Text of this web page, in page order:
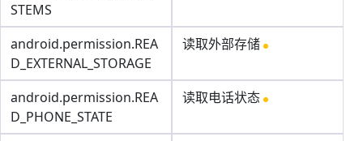
STEMS
android.permission.REA
D_EXTERNAL_STORAGE
读取外部存储
android.permission.REA
D_PHONE_STATE
读取电话状态